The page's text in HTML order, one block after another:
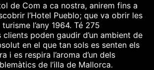
de Com a ca nostra, anirem fins a
l’Hotel Pueblo; que va obrir les
l’any 1964. Té 275
clients poden gaudir d’un ambient de
en el que tan sols es senten els
i es respira l’aroma d’un dels
de l’illa de Mallorca.